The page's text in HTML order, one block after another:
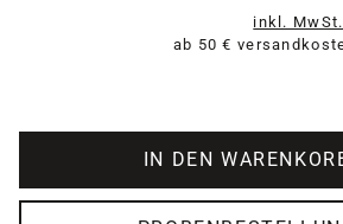
inkl.
ab 50 €
IN DEN